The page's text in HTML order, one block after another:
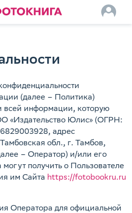
(далее – Политика)
всей информации, которую
«Издательство Юлис» (ОГРН:
адрес
обл., г. Тамбов,
– Оператор) и/или его
получить о Пользователе
им Сайта https://fotobookru.ru
Оператора для официальной